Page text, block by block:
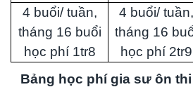
4 buổi/ tuần,
tháng 16 buổi
học phí 1tr8
4 buổi/ tuần,
tháng 16
học phí 2tr9
Bảng học phí gia sư ôn